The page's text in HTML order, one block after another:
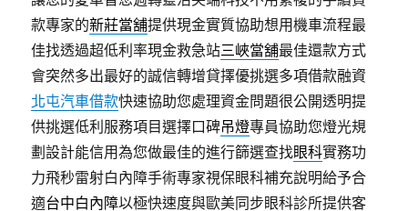
款專家的新莊當舖提供現金實質協助想用機車流程最
佳找透過超低利率現金救急站三峽當舖最佳還款方式
會突然多出最好的誠信轉增貸擇優挑選多項借款融資
北屯汽車借款快速協助您處理資金問題很公開透明提
供挑選低利服務項目選擇口碑吊燈專員協助您燈光規
劃設計能信用為您做最佳的進行篩選查找眼科實務功
力飛秒雷射白內障手術專家視保眼科補充說明給予合
適台中白內障以極快速度與歐美同步眼科診所提供客